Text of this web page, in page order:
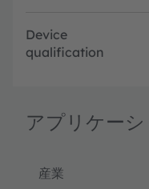
Device
qualification
アプリケー
産業